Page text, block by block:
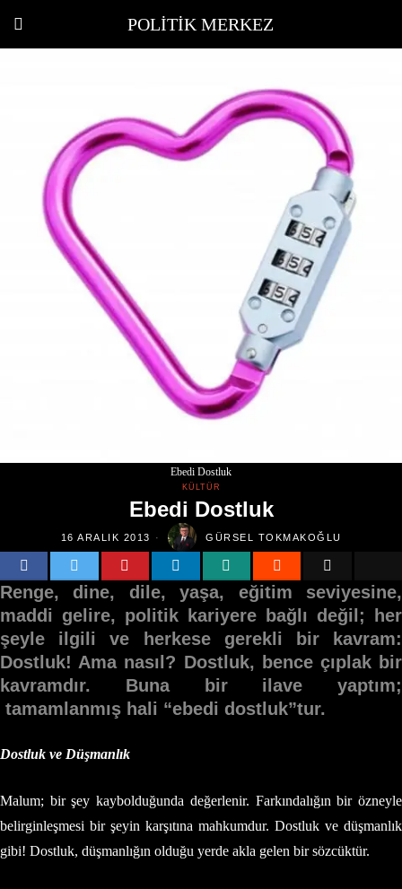
POLITIK MERKEZ
Ebedi Dostluk
KÜLTÜR
Ebedi Dostluk
16 ARALIK 2013 GÜRSEL TOKMAKOĞLU
Renge, dine, dile, yaşa, eğitim seviyesine,
maddi gelire, politik kariyere bağlı değil; her
şeyle ilgili ve herkese gerekli bir kavram:
Dostluk! Ama nasıl? Dostluk, bence çıplak bir
kavramdır. Buna bir ilave yaptım;
tamamlanmış hali “ebedi dostluk”tur.
Dostluk ve Düşmanlık
Malum; bir şey kaybolduğunda değerlenir. Farkındalığın bir özneyle
belirginleşmesi bir şeyin karşıtına mahkumdur. Dostluk ve düşmanlık
gibi! Dostluk, düşmanlığın olduğu yerde akla gelen bir sözcüktür.